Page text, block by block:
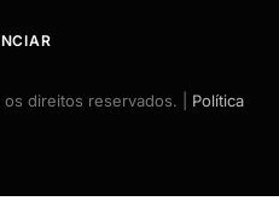
direitos reservados. | Política